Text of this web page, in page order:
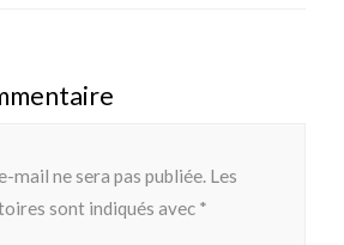
mail ne sera pas publiée. Les
sont indiqués avec *